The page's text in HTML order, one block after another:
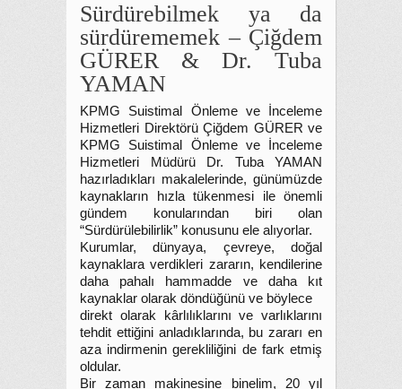
Sürdürebilmek ya da
sürdürememek – Çiğdem
GÜRER & Dr. Tuba
YAMAN
KPMG Suistimal Önleme ve İnceleme
Hizmetleri Direktörü Çiğdem GÜRER ve
KPMG Suistimal Önleme ve İnceleme
Hizmetleri Müdürü Dr. Tuba YAMAN
hazırladıkları makalelerinde, günümüzde
kaynakların hızla tükenmesi ile önemli
gündem konularından biri olan
“Sürdürülebilirlik” konusunu ele alıyorlar.
Kurumlar, dünyaya, çevreye, doğal
kaynaklara verdikleri zararın, kendilerine
daha pahalı hammadde ve daha kıt
kaynaklar olarak döndüğünü ve böylece
direkt olarak kârlılıklarını ve varlıklarını
tehdit ettiğini anladıklarında, bu zararı en
aza indirmenin gerekliliğini de fark etmiş
oldular.
Bir zaman makinesine binelim, 20 yıl